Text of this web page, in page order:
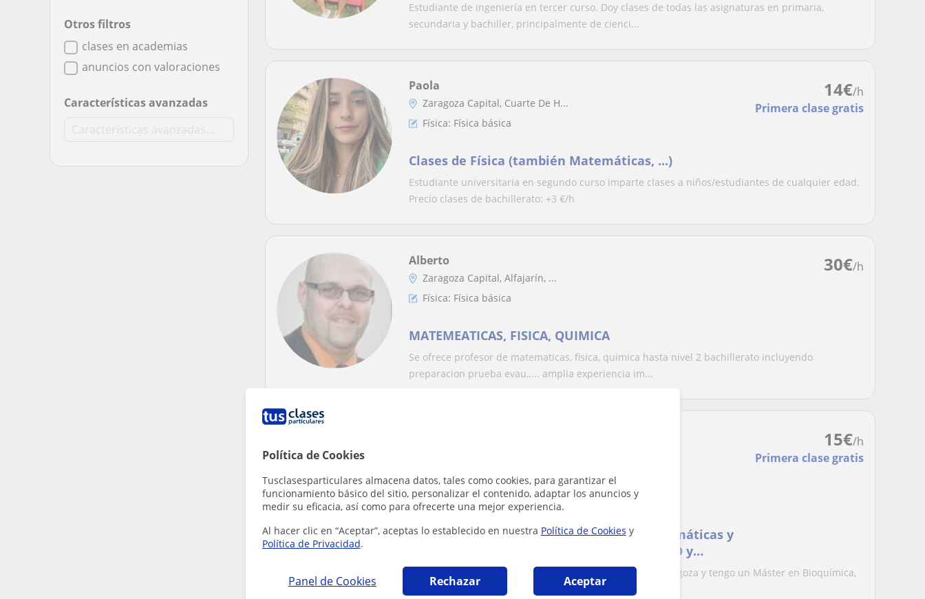
Política de Cookies
Tusclasesparticulares almacena datos, tales como cookies, para garantizar el
funcionamiento básico del sitio, personalizar el contenido, adaptar los anuncios y
medir su eficacia, así como para ofrecerte una mejor experiencia.
Al hacer clic en “Aceptar”, aceptas lo establecido en nuestra Política de Cookies y
Política de Privacidad.
Panel de Cookies Rechazar Aceptar
Otros filtros
clases en academias
anuncios con valoraciones
Características avanzadas
Estudiante de ingeniería en tercer curso. Doy clases de todas las asignaturas en primaria,
secundaria y bachiller, principalmente de cienci...
14€/h
Primera clase gratis
Paola
Zaragoza Capital, Cuarte De H...
Física: Física básica
Clases de Física (también Matemáticas, ...)
Estudiante universitaria en segundo curso imparte clases a niños/estudiantes de cualquier edad.
Precio clases de bachillerato: +3 €/h
30€/h
Alberto
Zaragoza Capital, Alfajarín, ...
Física: Física básica
MATEMEATICAS, FISICA, QUIMICA
Se ofrece profesor de matematicas, fisica, quimica hasta nivel 2 bachillerato incluyendo
preparacion prueba evau,.... amplia experiencia im...
15€/h
Primera clase gratis
Zaragoza Ciudad, Cuarte De Hu...
Física: Matemáticas básicas
Profesor de Biología, Química, Física, Matemáticas y
Geología, apto para todos los niveles de ESO y
Bachillerato.
Soy graduado en Biotecnología por la Universidad de Zaragoza y tengo un Máster en Bioquímica,
Biología Molecular y Biomedicina por la Unive...